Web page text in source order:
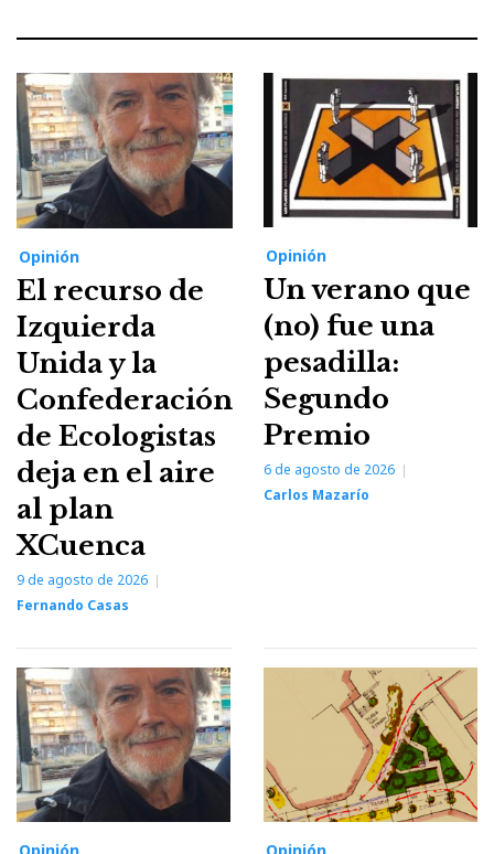
Opinión
El recurso de
Izquierda
Unida y la
Confederación
de Ecologistas
deja en el aire
al plan
XCuenca
9 de agosto de 2026
Fernando Casas
Opinión
Un verano que
(no) fue una
pesadilla:
Segundo
Premio
6 de agosto de 2026
Carlos Mazarío